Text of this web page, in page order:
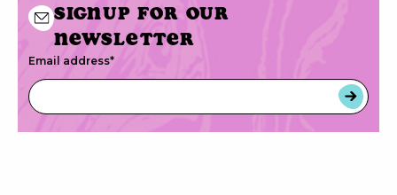
Signup for our
newsletter
Email address*